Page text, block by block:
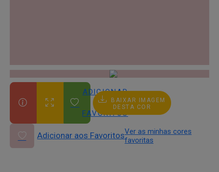
ADICIONAR
AOS
FAVORITOS
BAIXAR IMAGEM
DESTA COR
Adicionar aos FavoritosVer as minhas cores
favoritas